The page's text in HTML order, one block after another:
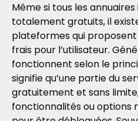
Même si tous les
totalement gratuits, il
plateformes qui
frais pour l’utilisateur.
fonctionnent selon le
signifie qu’une partie du
gratuitement et sans
fonctionnalités ou options